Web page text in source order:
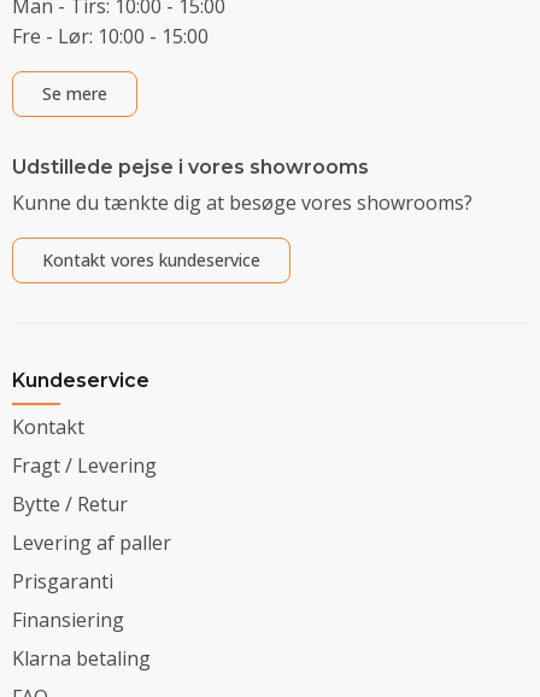
Man - Tirs: 10:00 - 15:00
Fre - Lør: 10:00 - 15:00
Se mere
Udstillede pejse i vores showrooms
Kunne du tænkte dig at besøge vores showrooms?
Kontakt vores kundeservice
Kundeservice
Kontakt
Fragt / Levering
Bytte / Retur
Levering af paller
Prisgaranti
Finansiering
Klarna betaling